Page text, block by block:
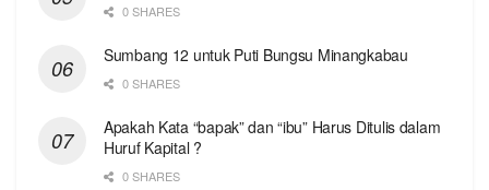
0 SHARES
Sumbang 12 untuk Puti Bungsu Minangkabau
0 SHARES
Apakah Kata “bapak” dan “ibu” Harus Ditulis dalam
Huruf Kapital ?
0 SHARES